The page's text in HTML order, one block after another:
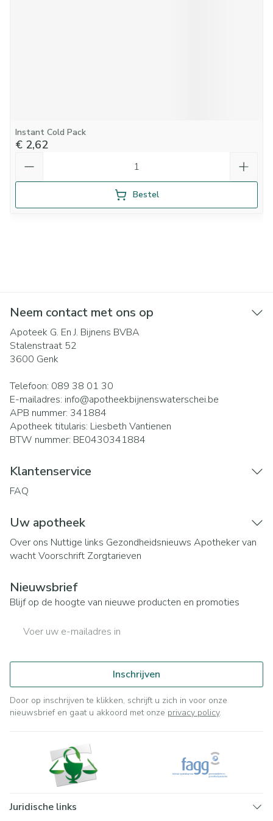
Instant Cold Pack
€ 2,62
Bestel
Neem contact met ons op
Apoteek G. En J. Bijnens BVBA
Stalenstraat 52
3600 Genk
Telefoon: 089 38 01 30
E-mailadres: info@apotheekbijnenswaterschei.be
APB nummer: 341884
Apotheek titularis: Liesbeth Vantienen
BTW nummer: BE0430341884
Klantenservice
FAQ
Uw apotheek
Over ons Nuttige links Gezondheidsnieuws Apotheker van
wachtVoorschrift Zorgtarieven
Nieuwsbrief
Blijf op de hoogte van nieuwe producten en promoties
Inschrijven
Door op inschrijven te klikken, schrijft u zich in voor onze
nieuwsbrief en gaat u akkoord met onze privacy policy.
Juridische links